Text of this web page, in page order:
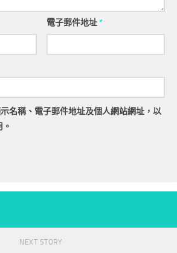
電子郵件地址*
名稱、電子郵件地址及個人網站網址，以
NEXT STORY